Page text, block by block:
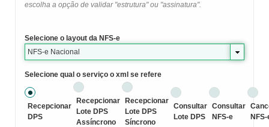
escolha a opção de validar "estrutura" ou "assinatura".
Selecione o layout da NFS-e
NFS-e Nacional
Selecione qual o serviço o xml se refere
Recepcionar
DPS
Recepcionar
Lote DPS
Assíncrono
Recepcionar
Lote DPS
Síncrono
Consultar
Lote DPS
Consultar
NFS-e
NFS-